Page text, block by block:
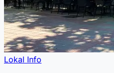
Lokal Info